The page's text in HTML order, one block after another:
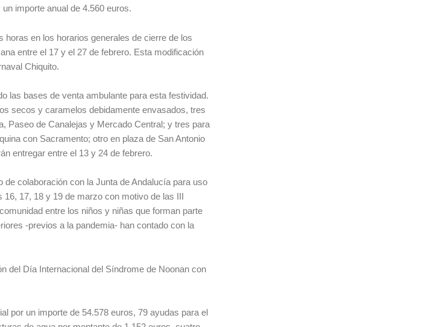
importe anual de 4.560 euros.
en los horarios generales de cierre de los
entre el 17 y el 27 de febrero. Esta modificación
Chiquito.
las bases de venta ambulante para esta festividad.
secos y caramelos debidamente envasados, tres
Paseo de Canalejas y Mercado Central; y tres para
con Sacramento; otro en plaza de San Antonio
entregar entre el 13 y 24 de febrero.
colaboración con la Junta de Andalucía para uso
17, 18 y 19 de marzo con motivo de las III
entre los niños y niñas que forman parte
-previos a la pandemia- han contado con la
del Día Internacional del Síndrome de Noonan con
por un importe de 54.578 euros, 79 ayudas para el